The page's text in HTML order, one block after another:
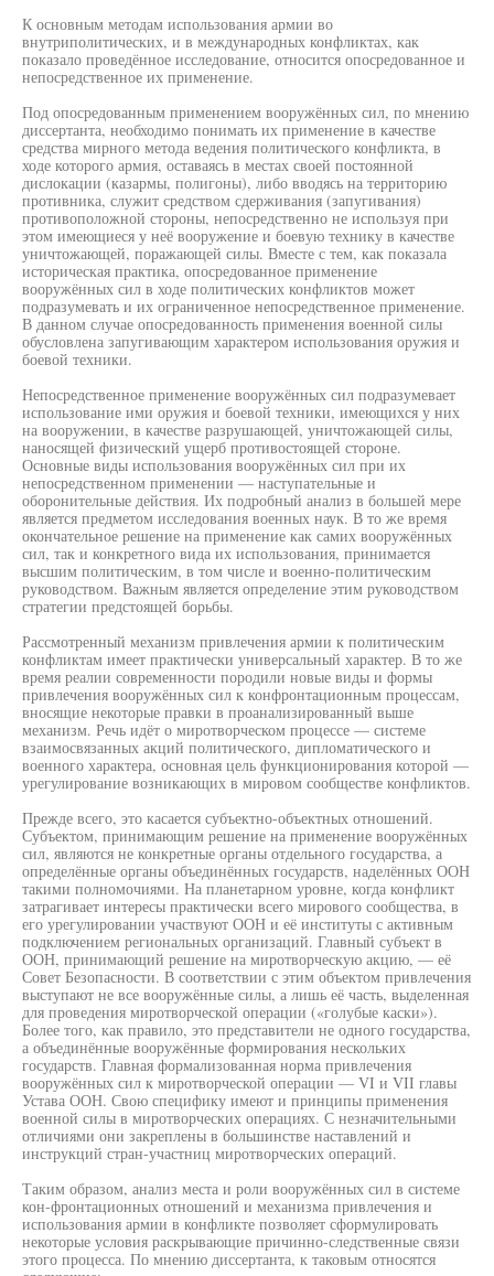
К основным методам использования армии во
внутриполитических, и в международных конфликтах, как
показало проведённое исследование, относится опосредованное и
непосредственное их применение.
Под опосредованным применением вооружённых сил, по мнению
диссертанта, необходимо понимать их применение в качестве
средства мирного метода ведения политического конфликта, в
ходе которого армия, оставаясь в местах своей постоянной
дислокации (казармы, полигоны), либо вводясь на территорию
противника, служит средством сдерживания (запугивания)
противоположной стороны, непосредственно не используя при
этом имеющиеся у неё вооружение и боевую технику в качестве
уничтожающей, поражающей силы. Вместе с тем, как показала
историческая практика, опосредованное применение
вооружённых сил в ходе политических конфликтов может
подразумевать и их ограниченное непосредственное применение.
В данном случае опосредованность применения военной силы
обусловлена запугивающим характером использования оружия и
боевой техники.
Непосредственное применение вооружённых сил подразумевает
использование ими оружия и боевой техники, имеющихся у них
на вооружении, в качестве разрушающей, уничтожающей силы,
наносящей физический ущерб противостоящей стороне.
Основные виды использования вооружённых сил при их
непосредственном применении — наступательные и
оборонительные действия. Их подробный анализ в большей мере
является предметом исследования военных наук. В то же время
окончательное решение на применение как самих вооружённых
сил, так и конкретного вида их использования, принимается
высшим политическим, в том числе и военно-политическим
руководством. Важным является определение этим руководством
стратегии предстоящей борьбы.
Рассмотренный механизм привлечения армии к политическим
конфликтам имеет практически универсальный характер. В то же
время реалии современности породили новые виды и формы
привлечения вооружённых сил к конфронтационным процессам,
вносящие некоторые правки в проанализированный выше
механизм. Речь идёт о миротворческом процессе — системе
взаимосвязанных акций политического, дипломатического и
военного характера, основная цель функционирования которой —
урегулирование возникающих в мировом сообществе конфликтов.
Прежде всего, это касается субъектно-объектных отношений.
Субъектом, принимающим решение на применение вооружённых
сил, являются не конкретные органы отдельного государства, а
определённые органы объединённых государств, наделённых ООН
такими полномочиями. На планетарном уровне, когда конфликт
затрагивает интересы практически всего мирового сообщества, в
его урегулировании участвуют ООН и её институты с активным
подключением региональных организаций. Главный субъект в
ООН, принимающий решение на миротворческую акцию, — её
Совет Безопасности. В соответствии с этим объектом привлечения
выступают не все вооружённые силы, а лишь её часть, выделенная
для проведения миротворческой операции («голубые каски»).
Более того, как правило, это представители не одного государства,
а объединённые вооружённые формирования нескольких
государств. Главная формализованная норма привлечения
вооружённых сил к миротворческой операции — VI и VII главы
Устава ООН. Свою специфику имеют и принципы применения
военной силы в миротворческих операциях. С незначительными
отличиями они закреплены в большинстве наставлений и
инструкций стран-участниц миротворческих операций.
Таким образом, анализ места и роли вооружённых сил в системе
кон-фронтационных отношений и механизма привлечения и
использования армии в конфликте позволяет сформулировать
некоторые условия раскрывающие причинно-следственные связи
этого процесса. По мнению диссертанта, к таковым относятся